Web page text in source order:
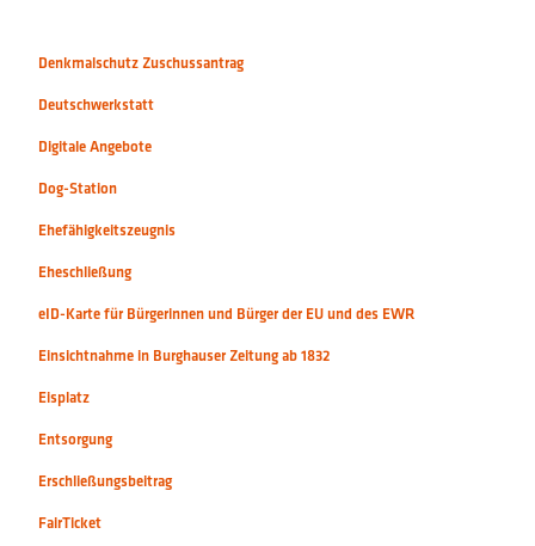
Denkmalschutz Zuschussantrag
Deutschwerkstatt
Digitale Angebote
Dog-Station
Ehefähigkeitszeugnis
Eheschließung
eID-Karte für Bürgerinnen und Bürger der EU und des EWR
Einsichtnahme in Burghauser Zeitung ab 1832
Eisplatz
Entsorgung
Erschließungsbeitrag
FairTicket